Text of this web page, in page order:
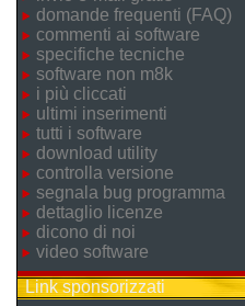
domande frequenti (FAQ)
commenti ai software
specifiche tecniche
software non m8k
i più cliccati
ultimi inserimenti
tutti i software
download utility
controlla versione
segnala bug programma
dettaglio licenze
dicono di noi
video software
Link sponsorizzati